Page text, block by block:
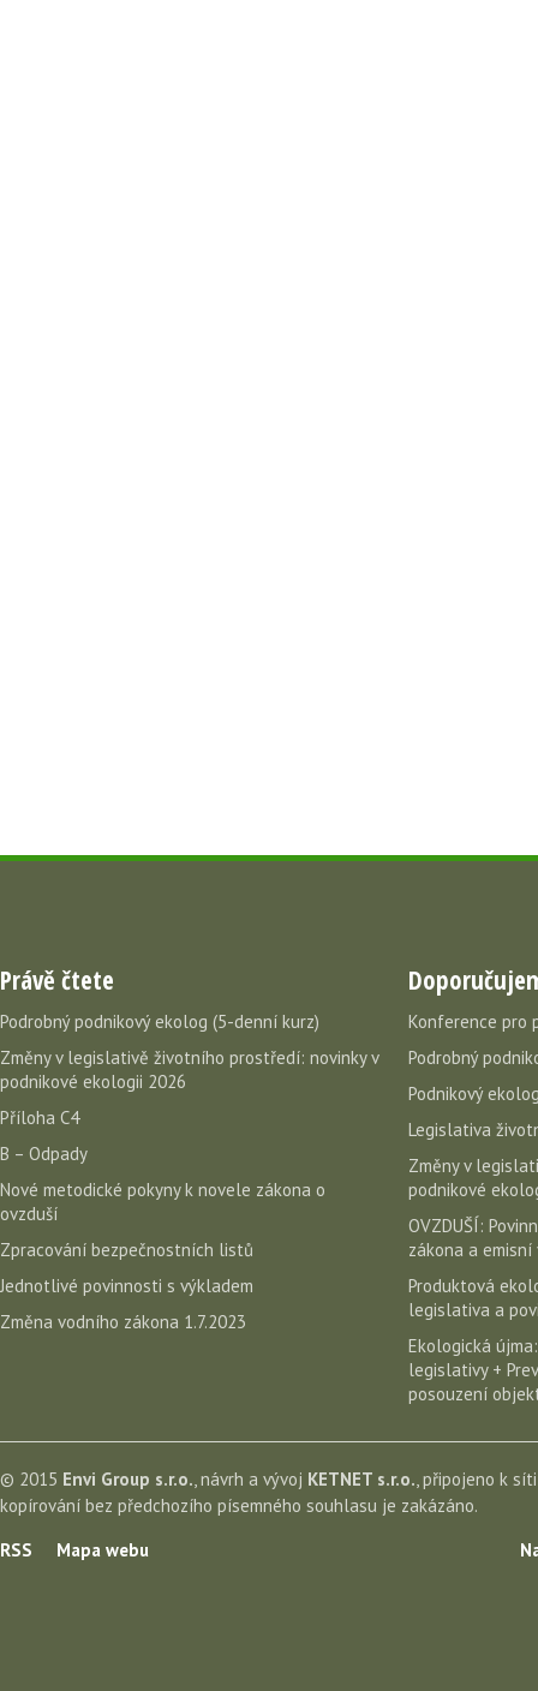
Právě čtete
Podrobný podnikový ekolog (5-denní kurz)
Změny v legislativě životního prostředí: novinky v
podnikové ekologii 2026
Příloha C4
B – Odpady
Nové metodické pokyny k novele zákona o
ovzduší
Zpracování bezpečnostních listů
Jednotlivé povinnosti s výkladem
Změna vodního zákona 1.7.2023
Konference pro
Podrobný
Podnikový
Legislativa
Změny v
podnikové
OVZDUŠÍ:
zákona a emisní
Produktová
legislativa a
Ekologická
legislativy +
posouzení
© 2015 Envi Group s.r.o., návrh a vývoj KETNET s.r.o., připojeno k
kopírování bez předchozího písemného souhlasu je zakázáno.
RSS
Mapa webu